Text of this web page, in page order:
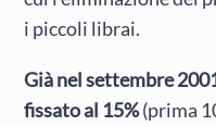
i piccoli librai.
Già nel settembre
fissato al 15%(prima